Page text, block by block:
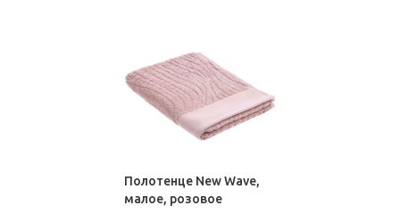
Полотенце New Wave,
малое, розовое